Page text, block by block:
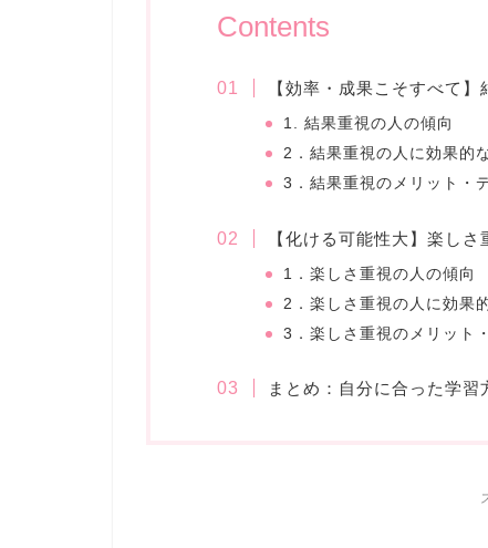
Contents
【効率・成果こそすべて
1. 結果重視の人の傾向
2．結果重視の人に効果的
3．結果重視のメリット・
【化ける可能性大】楽し
1．楽しさ重視の人の傾向
2．楽しさ重視の人に効果
3．楽しさ重視のメリット
まとめ：自分に合った学習